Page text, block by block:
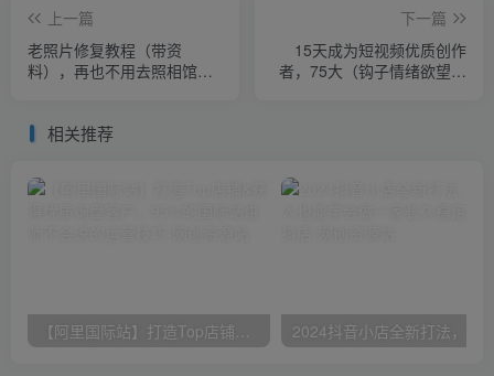
上一篇
老照片修复教程（带资
料），再也不用去照相馆修
下一篇
15天成为短视频优质创作
者，75大（钩子情绪欲望）
相关推荐
【阿里国际站】打造Top店铺&获得优质询盘客户，​95%的国际站讲师不会说的运营技巧